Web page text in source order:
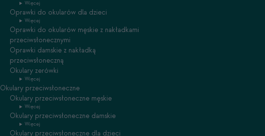
Więcej
Oprawki do okularów dla dzieci
Więcej
Oprawki do okularów męskie z nakładkami
przeciwsłonecznymi
Oprawki damskie z nakładką
przeciwsłoneczną
Okulary zerówki
Więcej
Okulary przeciwsłoneczne
Okulary przeciwsłoneczne męskie
Więcej
Okulary przeciwsłoneczne damskie
Więcej
Okulary przeciwsłoneczne dla dzieci